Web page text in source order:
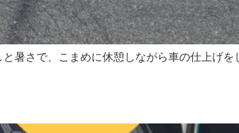
暑さで、こまめに休憩しながら車の仕上げを